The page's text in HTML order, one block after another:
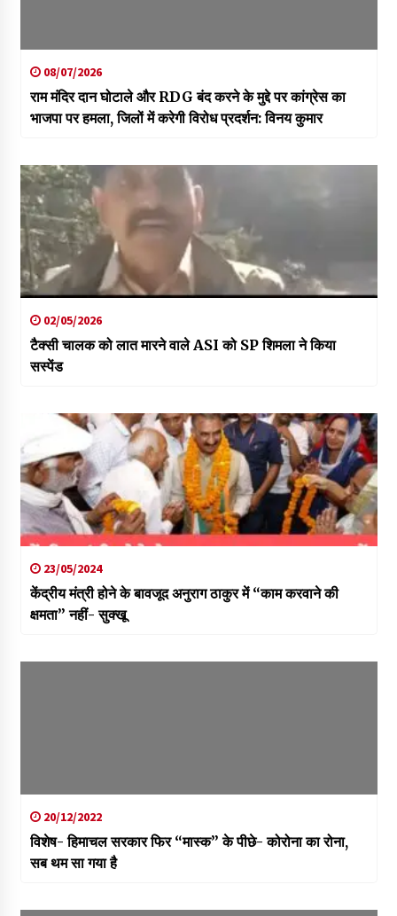
08/07/2026
राम मंदिर दान घोटाले और RDG बंद करने के मुद्दे पर कांग्रेस का
भाजपा पर हमला, जिलों में करेगी विरोध प्रदर्शन: विनय कुमार
02/05/2026
टैक्सी चालक को लात मारने वाले ASI को SP शिमला ने किया
सस्पेंड
23/05/2024
केंद्रीय मंत्री होने के बावजूद अनुराग ठाकुर में “काम करवाने की
क्षमता” नहीं- सुक्खू
20/12/2022
विशेष- हिमाचल सरकार फिर “मास्क” के पीछे- कोरोना का रोना,
सब थम सा गया है